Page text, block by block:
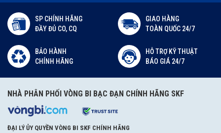
SP CHÍNH HÃNG
ĐẦY ĐỦ CO, CQ
GIAO HÀNG
TOÀN QUỐC 24/7
BẢO HÀNH
CHÍNH HÃNG
HỖ TRỢ KỸ THUẬT
BÁO GIÁ 24/7
NHÀ PHÂN PHỐI VÒNG BI BẠC ĐẠN CHÍNH HÃNG SKF
ĐẠI LÝ ỦY QUYỀN VÒNG BI SKF CHÍNH HÃNG